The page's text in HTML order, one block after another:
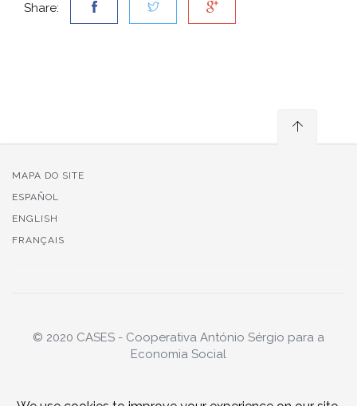
Share:
MAPA DO SITE
ESPAÑOL
ENGLISH
FRANÇAIS
© 2020 CASES - Cooperativa António Sérgio para a
Economia Social